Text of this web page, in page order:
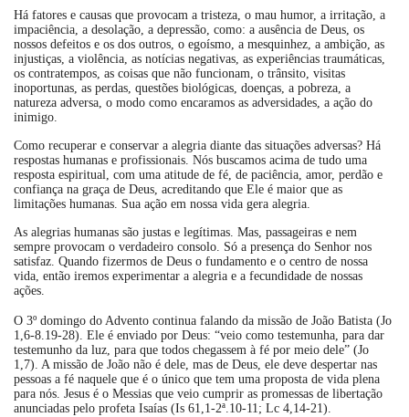
Há fatores e causas que provocam a tristeza, o mau humor, a irritação, a
impaciência, a desolação, a depressão, como: a ausência de Deus, os
nossos defeitos e os dos outros, o egoísmo, a mesquinhez, a ambição, as
injustiças, a violência, as notícias negativas, as experiências traumáticas,
os contratempos, as coisas que não funcionam, o trânsito, visitas
inoportunas, as perdas, questões biológicas, doenças, a pobreza, a
natureza adversa, o modo como encaramos as adversidades, a ação do
inimigo.
Como recuperar e conservar a alegria diante das situações adversas? Há
respostas humanas e profissionais. Nós buscamos acima de tudo uma
resposta espiritual, com uma atitude de fé, de paciência, amor, perdão e
confiança na graça de Deus, acreditando que Ele é maior que as
limitações humanas. Sua ação em nossa vida gera alegria.
As alegrias humanas são justas e legítimas. Mas, passageiras e nem
sempre provocam o verdadeiro consolo. Só a presença do Senhor nos
satisfaz. Quando fizermos de Deus o fundamento e o centro de nossa
vida, então iremos experimentar a alegria e a fecundidade de nossas
ações.
O 3º domingo do Advento continua falando da missão de João Batista (Jo
1,6-8.19-28). Ele é enviado por Deus: “veio como testemunha, para dar
testemunho da luz, para que todos chegassem à fé por meio dele” (Jo
1,7). A missão de João não é dele, mas de Deus, ele deve despertar nas
pessoas a fé naquele que é o único que tem uma proposta de vida plena
para nós. Jesus é o Messias que veio cumprir as promessas de libertação
anunciadas pelo profeta Isaías (Is 61,1-2ª.10-11; Lc 4,14-21).